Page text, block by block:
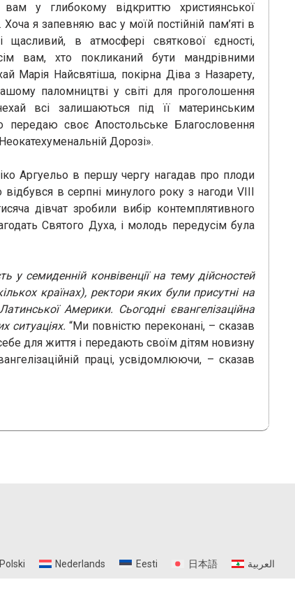
вам у глибокому відкриттю християнської
Хоча я запевняю вас у моїй постійній пам’яті в
щасливий, в атмосфері святкової єдності,
вам, хто покликаний бути мандрівними
Марія Найсвятіша, покірна Діва з Назарету,
паломництві у світі для проголошення
всі залишаються під її материнським
передаю своє Апостольське Благословення
Дорозі».
Аргуельо в першу чергу нагадав про плоди
в серпні минулого року з нагоди VIII
дівчат зробили вибір контемплятивного
Святого Духа, і молодь передусім була
у семиденній конвівенції на тему дійсностей
країнах), ректори яких були присутні на
Америки. Сьогодні євангелізаційна
ситуаціях. “Ми повністю переконані, – сказав
для життя і передають своїм дітям новизну
праці, усвідомлюючи, – сказав
Polski Nederlands Eesti 日本語 العربية